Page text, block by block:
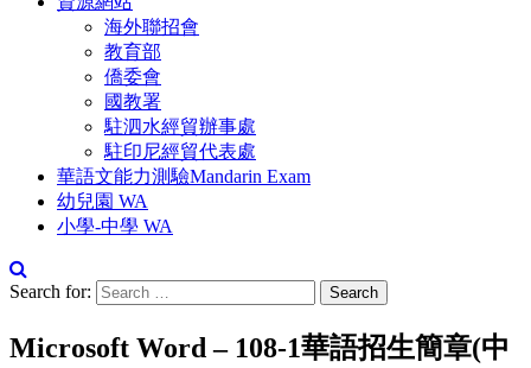
海外聯招會
教育部
僑委會
國教署
駐泗水經貿辦事處
駐印尼經貿代表處
華語文能力測驗Mandarin Exam
幼兒園 WA
小學-中學 WA
Search for:
Microsoft Word – 108-1華語招生簡章(中